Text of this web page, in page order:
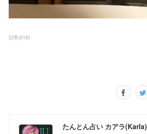
日常(310)
たんとん占い カアラ(Karla)